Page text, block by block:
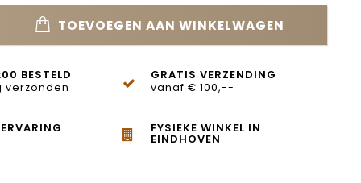
TOEVOEGEN AAN WINKELWAGEN
BESTELD
verzonden
GRATIS VERZENDING
vanaf € 100,--
FYSIEKE WINKEL IN
EINDHOVEN